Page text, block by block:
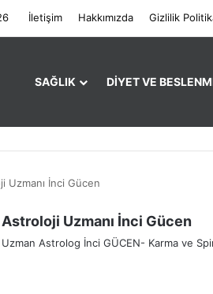
İletişim Hakkımızda Gizlilik
SAĞLIK DIYET VE
Uzmanı İnci Gücen
Astroloji Uzmanı İnci Gücen
Uzman Astrolog İnci GÜCEN- Karma ve